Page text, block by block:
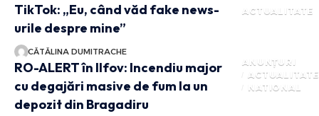
ACTUALITATE
TikTok: „Eu, când văd fake news-
urile despre mine”
CĂTĂLINA DUMITRACHE
ANUNȚURI
ACTUALITATE
NATIONAL
RO-ALERT în Ilfov: Incendiu major
cu degajări masive de fum la un
depozit din Bragadiru